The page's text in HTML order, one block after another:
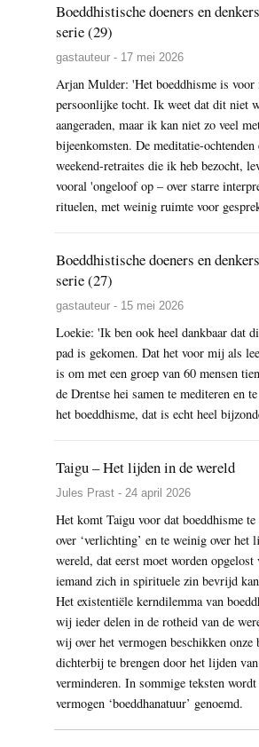
Boeddhistische doeners en
serie (29)
gastauteur - 17 mei 2026
Arjan Mulder: 'Het boeddhisme is voor
persoonlijke tocht. Ik weet dat dit niet
aangeraden, maar ik kan niet zo veel
bijeenkomsten. De meditatie-ochtenden
weekend-retraites die ik heb bezocht,
vooral 'ongeloof op – over starre
rituelen, met weinig ruimte voor
Boeddhistische doeners en
serie (27)
gastauteur - 15 mei 2026
Loekie: 'Ik ben ook heel dankbaar dat
pad is gekomen. Dat het voor mij als
is om met een groep van 60 mensen
de Drentse hei samen te mediteren en
het boeddhisme, dat is echt heel
Taigu – Het lijden in de wereld
Jules Prast - 24 april 2026
Het komt Taigu voor dat boeddhisme te
over ‘verlichting’ en te weinig over het
wereld, dat eerst moet worden opgelost
iemand zich in spirituele zin bevrijd
Het existentiële kerndilemma van
wij ieder delen in de rotheid van de
wij over het vermogen beschikken
dichterbij te brengen door het lijden
verminderen. In sommige teksten
vermogen ‘boeddhanatuur’ genoemd.